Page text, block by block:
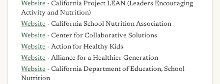
Website - California Project LEAN (Leaders Encouraging
Activity and Nutrition)
Website - California School Nutrition Association
Website - Center for Collaborative Solutions
Website - Action for Healthy Kids
Website - Alliance for a Healthier Generation
Website - California Department of Education, School
Nutrition